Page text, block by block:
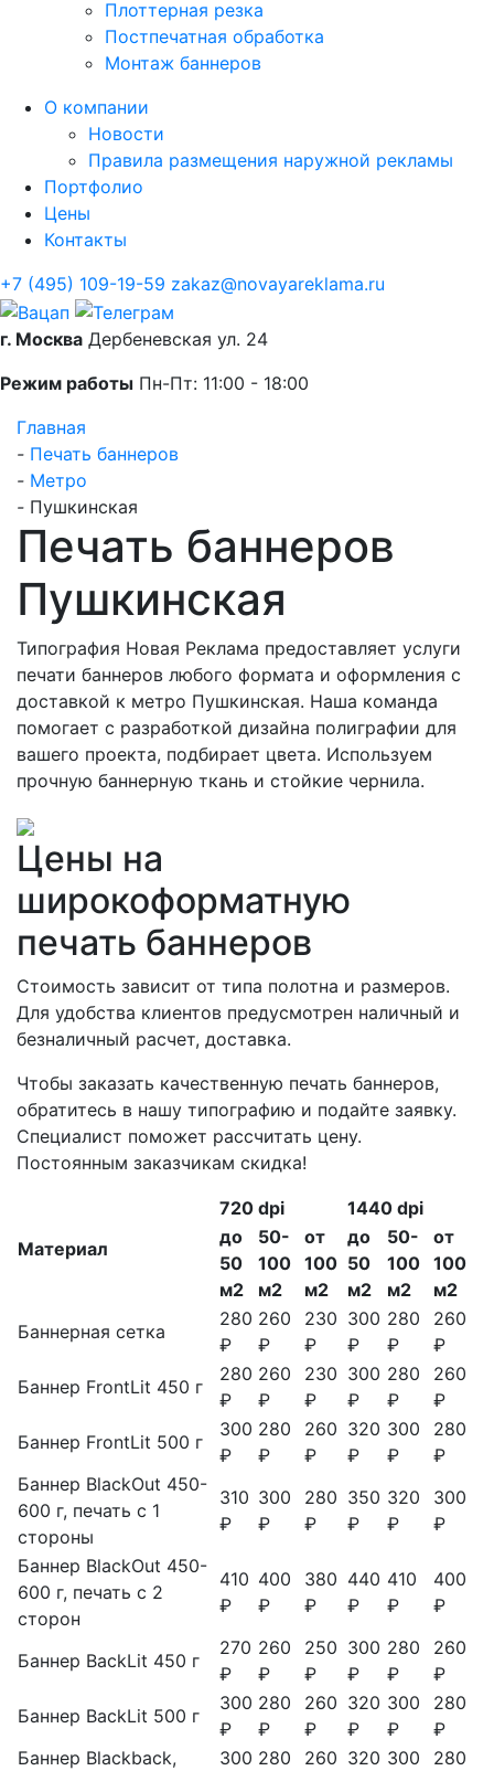
Плоттерная резка
Постпечатная обработка
Монтаж баннеров
О компании
Новости
Правила размещения наружной рекламы
Портфолио
Цены
Контакты
+7 (495) 109-19-59 zakaz@novayareklama.ru
г. Москва Дербеневская ул. 24
Режим работы Пн-Пт: 11:00 - 18:00
Главная
- Печать баннеров
- Метро
- Пушкинская
Печать баннеров
Пушкинская
Типография Новая Реклама предоставляет услуги
печати баннеров любого формата и оформления с
доставкой к метро Пушкинская. Наша команда
помогает с разработкой дизайна полиграфии для
вашего проекта, подбирает цвета. Используем
прочную баннерную ткань и стойкие чернила.
Цены на
широкоформатную
печать баннеров
Стоимость зависит от типа полотна и размеров.
Для удобства клиентов предусмотрен наличный и
безналичный расчет, доставка.
Чтобы заказать качественную печать баннеров,
обратитесь в нашу типографию и подайте заявку.
Специалист поможет рассчитать цену.
Постоянным заказчикам скидка!
Материал
720 dpi
1440 dpi
до
50
м2
50-
100
м2
от
100
м2
до
50
м2
50-
100
м2
от
100
м2
Баннерная сетка
280
₽
260
₽
230
₽
300
₽
280
₽
260
₽
Баннер FrontLit 450 г
280
₽
260
₽
230
₽
300
₽
280
₽
260
₽
Баннер FrontLit 500 г
300
₽
280
₽
260
₽
320
₽
300
₽
280
₽
Баннер BlackOut 450-
600 г, печать с 1
стороны
310
₽
300
₽
280
₽
350
₽
320
₽
300
₽
Баннер BlackOut 450-
600 г, печать с 2
сторон
410
₽
400
₽
380
₽
440
₽
410
₽
400
₽
Баннер BackLit 450 г
270
₽
260
₽
250
₽
300
₽
280
₽
260
₽
Баннер BackLit 500 г
300
₽
280
₽
260
₽
320
₽
300
₽
280
₽
Баннер Blackback,
300 280
260 320 300
280